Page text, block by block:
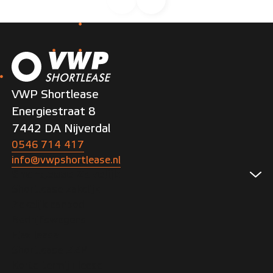
VWP Shortlease
Energiestraat 8
7442 DA Nijverdal
0546 714 417
info@vwpshortlease.nl